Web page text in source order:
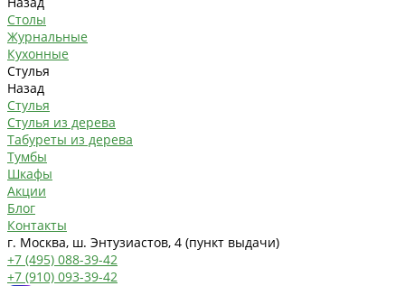
Столы
Журнальные
Кухонные
Стулья
Назад
Стулья
Стулья из дерева
Табуреты из дерева
Тумбы
Шкафы
Акции
Блог
Контакты
г. Москва, ш. Энтузиастов, 4 (пункт выдачи)
+7 (495) 088-39-42
+7 (910) 093-39-42